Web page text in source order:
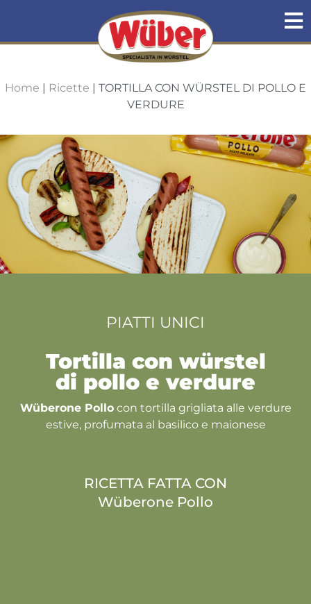
Home | Ricette | TORTILLA CON WÜRSTEL DI POLLO E
VERDURE
PIATTI UNICI
Tortilla con würstel
di pollo e verdure
Wüberone Pollocon tortilla grigliata alle verdure
estive, profumata al basilico e maionese
RICETTA FATTA CON
Wüberone Pollo